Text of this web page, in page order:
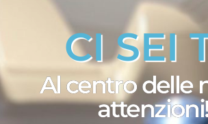
CI SEI
Al centro delle